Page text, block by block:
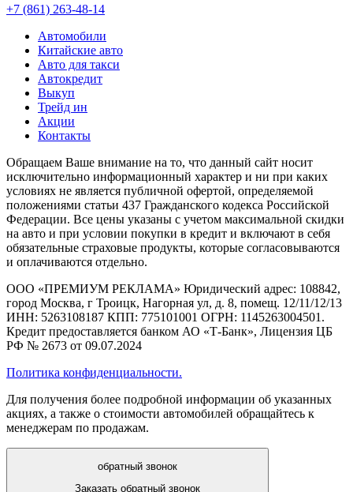
+7 (861) 263-48-14
Автомобили
Китайские авто
Авто для такси
Автокредит
Выкуп
Трейд ин
Акции
Контакты
Обращаем Ваше внимание на то, что данный сайт носит
исключительно информационный характер и ни при каких
условиях не является публичной офертой, определяемой
положениями статьи 437 Гражданского кодекса Российской
Федерации. Все цены указаны с учетом максимальной скидки
на авто и при условии покупки в кредит и включают в себя
обязательные страховые продукты, которые согласовываются
и оплачиваются отдельно.
ООО «ПРЕМИУМ РЕКЛАМА» Юридический адрес: 108842,
город Москва, г Троицк, Нагорная ул, д. 8, помещ. 12/11/12/13
ИНН: 5263108187 КПП: 775101001 ОГРН: 1145263004501.
Кредит предоставляется банком АО «Т-Банк», Лицензия ЦБ
РФ № 2673 от 09.07.2024
Политика конфиденциальности.
Для получения более подробной информации об указанных
акциях, а также о стоимости автомобилей обращайтесь к
менеджерам по продажам.
обратный звонок
Заказать обратный звонок